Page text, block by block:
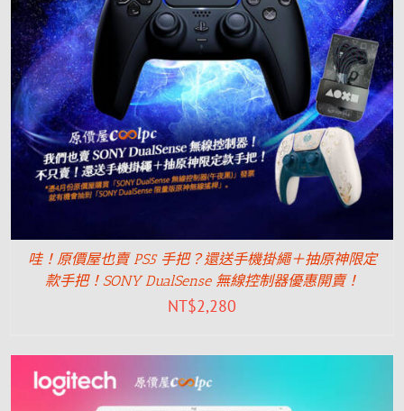
哇！原價屋也賣 PS5 手把？還送手機掛繩＋抽原神限定
款手把！SONY DualSense 無線控制器優惠開賣！
NT$2,280